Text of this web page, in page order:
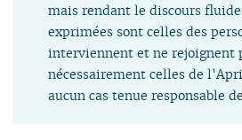
mais rendant le discours
exprimées sont celles des
interviennent et ne rejoignent
nécessairement celles de
aucun cas tenue responsable